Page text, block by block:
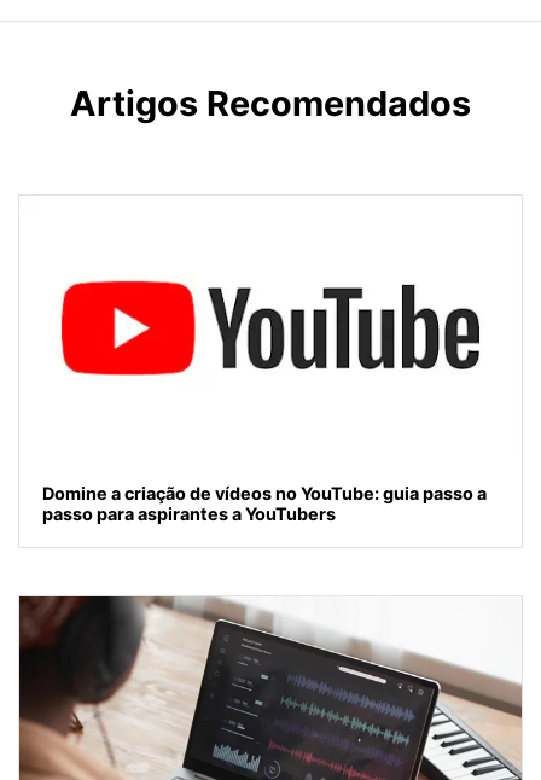
Artigos Recomendados
Domine a criação de vídeos no YouTube: guia passo a
passo para aspirantes a YouTubers